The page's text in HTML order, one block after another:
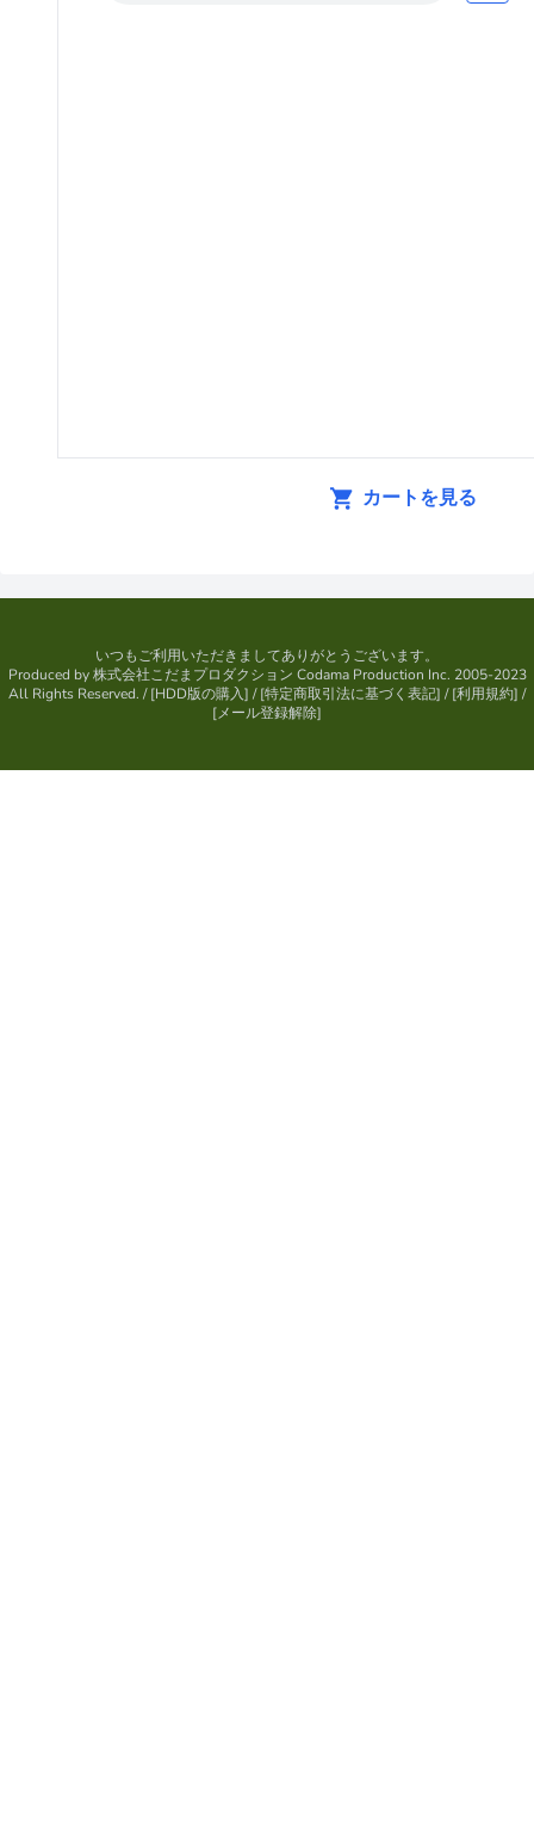
カートを見る
いつもご利用いただきましてありがとうございます。
Produced by株式会社こだまプロダクション Codama Production Inc. 2005-2023
All Rights Reserved. / [HDD版の購入] / [特定商取引法に基づく表記] / [利用規約] /
[メール登録解除]